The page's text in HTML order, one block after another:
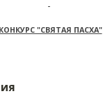
КОНКУРС "СВЯТАЯ ПАСХА"